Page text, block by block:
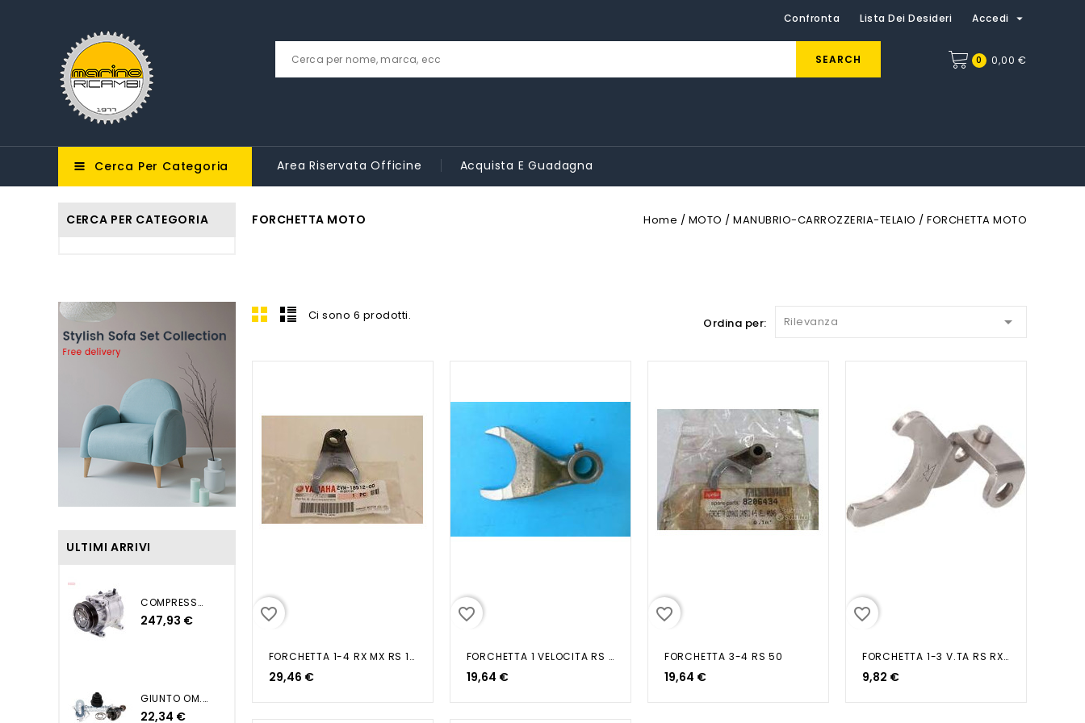
Accedi 
Lista Dei Desideri
Confronta
0 0,00 €
SEARCH
Cerca Per Categoria Area Riservata Officine Acquista E Guadagna
CERCA PER CATEGORIA
ULTIMI ARRIVI
COMPRESSORE ND NUOVA PUNTO...
247,93 €
GIUNTO OM. GRANDE PUNTO 1...
22,34 €
FORCHETTA MOTO Home MOTO MANUBRIO-CARROZZERIA-TELAIO FORCHETTA MOTO
Ci sono 6 prodotti.
Ordina per: Rilevanza 
favorite_border
FORCHETTA 1-4 RX MX RS 125
29,46 €
favorite_border
FORCHETTA 1 VELOCITA RS 50
19,64 €
favorite_border
FORCHETTA 3-4 RS 50
19,64 €
favorite_border
FORCHETTA 1-3 V.TA RS RX MX
9,82 €